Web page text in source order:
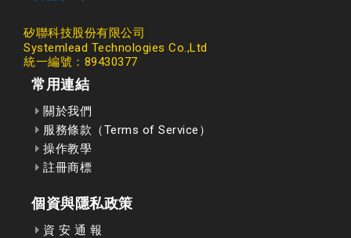
矽聯科技股份有限公司
Systemlead Technologies Co.,Ltd
統一編號：89430377
常用連結
關於我們
服務條款（Terms of Service）
操作教學
註冊商標
個資與隱私政策
資 安 通 報